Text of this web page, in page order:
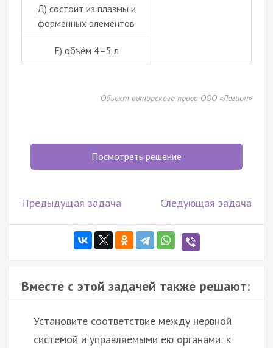
Д) состоит из плазмы и
форменных элементов
Е) объём 4–5 л
Объект авторского права ООО «Легион»
Посмотреть решение
Предыдущая задача Следующая задача
Вместе с этой задачей также решают:
Установите соответствие между нервной
системой и управляемыми ею органами: к